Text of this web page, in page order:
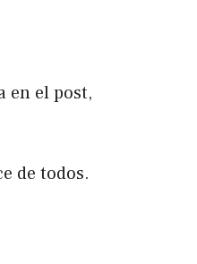
en el post,
de todos.